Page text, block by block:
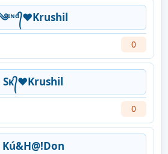
0
Sᴋ᭄❤Krushil
0
Kú&H@!Don